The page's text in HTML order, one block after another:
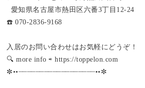
愛知県名古屋市熱田区六番3丁目12-24
☎️ 070-2836-9168
入居のお問い合わせはお気軽にどうぞ！
🔍 more info ⇨ https://toppelon.com
✼••┈┈┈┈┈┈┈┈┈┈┈┈┈┈┈┈┈┈••✼